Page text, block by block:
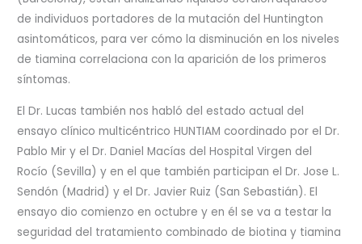
de individuos portadores de la mutación del Huntington
asintomáticos, para ver cómo la disminución en los niveles
de tiamina correlaciona con la aparición de los primeros
síntomas.
El Dr. Lucas también nos habló del estado actual del
ensayo clínico multicéntrico HUNTIAM coordinado por el Dr.
Pablo Mir y el Dr. Daniel Macías del Hospital Virgen del
Rocío (Sevilla) y en el que también participan el Dr. Jose L.
Sendón (Madrid) y el Dr. Javier Ruiz (San Sebastián). El
ensayo dio comienzo en octubre y en él se va a testar la
seguridad del tratamiento combinado de biotina y tiamina